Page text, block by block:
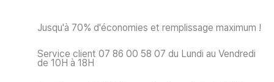
Jusqu'à 70% d'économies et remplissage maximum !
Service client 07 86 00 58 07 du Lundi au Vendredi
de 10H à 18H